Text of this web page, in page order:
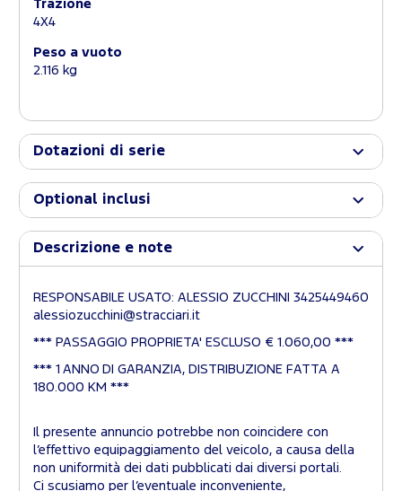
Trazione
4X4
Peso a vuoto
2.116 kg
Dotazioni di serie
Optional inclusi
Descrizione e note
RESPONSABILE USATO: ALESSIO ZUCCHINI 3425449460
alessiozucchini@stracciari.it
*** PASSAGGIO PROPRIETA' ESCLUSO € 1.060,00 ***
*** 1 ANNO DI GARANZIA, DISTRIBUZIONE FATTA A
180.000 KM ***
Il presente annuncio potrebbe non coincidere con
l’effettivo equipaggiamento del veicolo, a causa della
non uniformità dei dati pubblicati dai diversi portali.
Ci scusiamo per l’eventuale inconveniente,